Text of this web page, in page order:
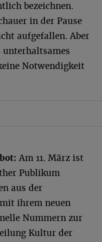
bezeichnen.
in der Pause
aufgefallen. Aber
unterhaltsames
Notwendigkeit
Am 11. März ist
Publikum
aus der
ihrem neuen
Nummern zur
Kultur der